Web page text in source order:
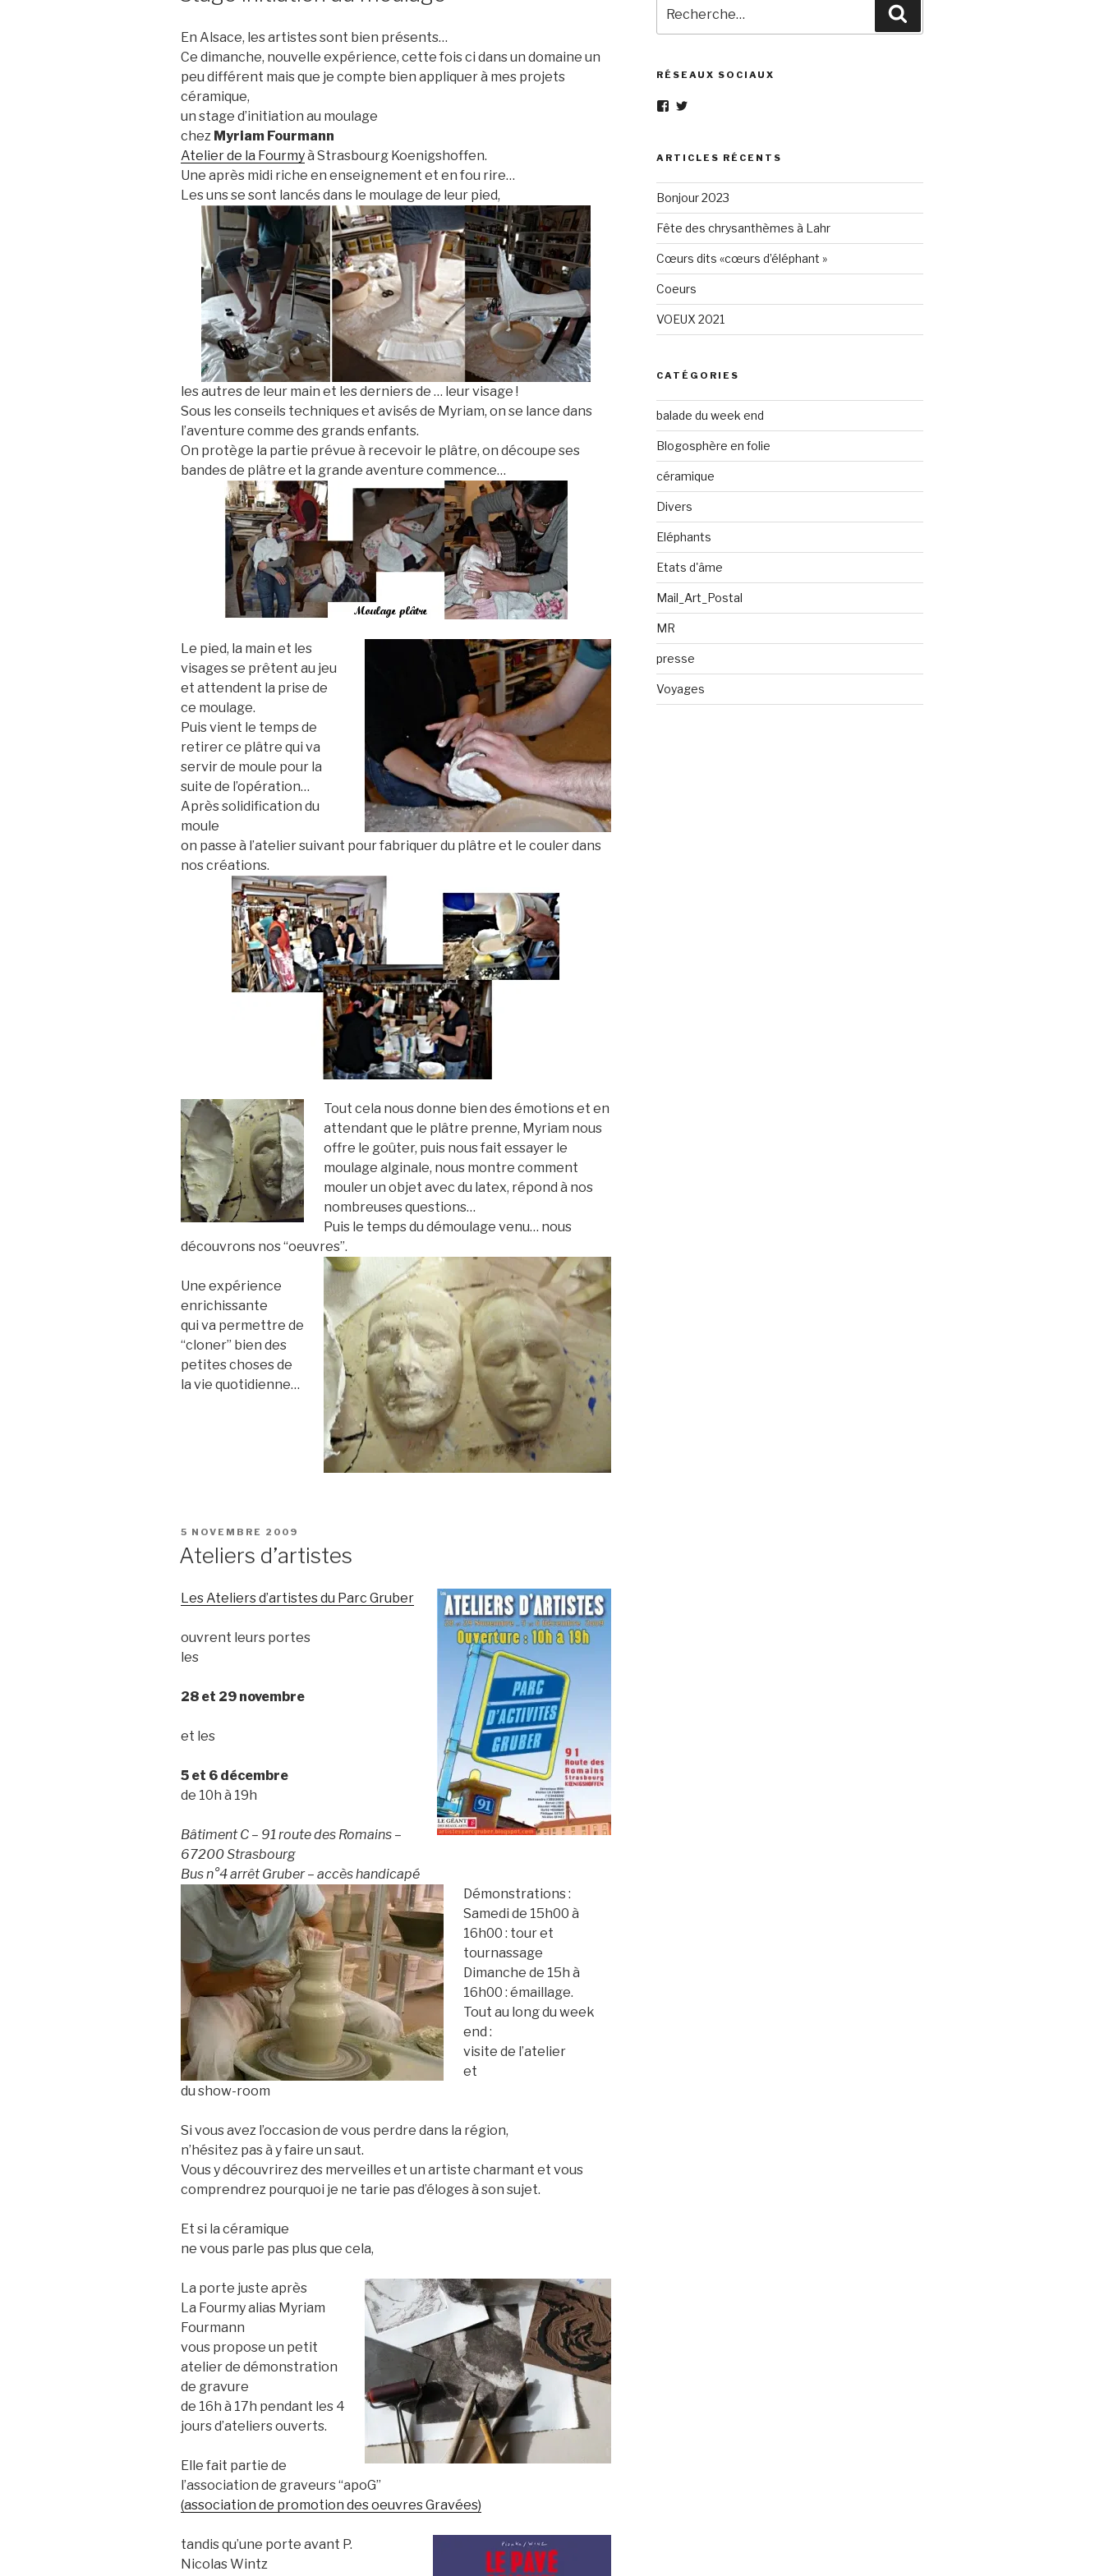
En Alsace, les artistes sont bien présents…
Ce dimanche, nouvelle expérience, cette fois ci dans un domaine un
peu différent mais que je compte bien appliquer à mes projets
céramique,
un stage d’initiation au moulage
chez Myriam Fourmann
Atelier de la Fourmyà Strasbourg Koenigshoffen.
Une après midi riche en enseignement et en fou rire…
Les uns se sont lancés dans le moulage de leur pied,
les autres de leur main et les derniers de … leur visage !
Sous les conseils techniques et avisés de Myriam, on se lance dans
l’aventure comme des grands enfants.
On protège la partie prévue à recevoir le plâtre, on découpe ses
bandes de plâtre et la grande aventure commence…
Le pied, la main et les
visages se prêtent au jeu
et attendent la prise de
ce moulage.
Puis vient le temps de
retirer ce plâtre qui va
servir de moule pour la
suite de l’opération…
Après solidification du
moule
on passe à l’atelier suivant pour fabriquer du plâtre et le couler dans
nos créations.
Tout cela nous donne bien des émotions et en
attendant que le plâtre prenne, Myriam nous
offre le goûter, puis nous fait essayer le
moulage alginale, nous montre comment
mouler un objet avec du latex, répond à nos
nombreuses questions…
Puis le temps du démoulage venu… nous
découvrons nos “oeuvres”.
Une expérience
enrichissante
qui va permettre de
“cloner” bien des
petites choses de
la vie quotidienne…
PUBLIÉ
5 NOVEMBRE 2009
Ateliers d’artistes
Les Ateliers d’artistes du Parc Gruber
ouvrent leurs portes
les
28 et 29 novembre
et les
5 et 6 décembre
de 10h à 19h
Bâtiment C – 91 route des Romains –
67200 Strasbourg
Bus n°4 arrêt Gruber – accès handicapé
Démonstrations :
Samedi de 15h00 à
16h00 : tour et
tournassage
Dimanche de 15h à
16h00 : émaillage.
Tout au long du week
end :
visite de l’atelier
et
du show-room
Si vous avez l’occasion de vous perdre dans la région,
n’hésitez pas à y faire un saut.
Vous y découvrirez des merveilles et un artiste charmant et vous
comprendrez pourquoi je ne tarie pas d’éloges à son sujet.
Et si la céramique
ne vous parle pas plus que cela,
La porte juste après
La Fourmy alias Myriam
Fourmann
vous propose un petit
atelier de démonstration
de gravure
de 16h à 17h pendant les 4
jours d’ateliers ouverts.
Elle fait partie de
l’association de graveurs “apoG”
(association de promotion des oeuvres Gravées)
tandis qu’une porte avant P.
Nicolas Wintz
pour
:
RÉSEAUX SOCIAUX
Voir
Eléphant-
160596147294205
sur
Facebook
Voir
elephantgris
Twitter
ARTICLES RÉCENTS
Bonjour 2023
Fête des chrysanthèmes à Lahr
Cœurs dits «cœurs d’éléphant »
Coeurs
VOEUX 2021
CATÉGORIES
balade du week end
Blogosphère en folie
céramique
Divers
Eléphants
Etats d'âme
Mail_Art_Postal
MR
presse
Voyages